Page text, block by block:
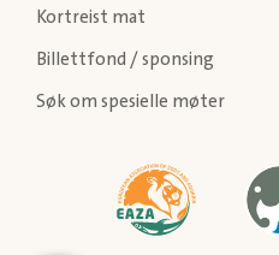
Kortreist mat
Billettfond / sponsing
Søk om spesielle møter